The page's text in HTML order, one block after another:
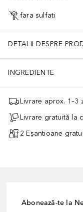
fara sulfati
DETALII DESPRE
INGREDIENTE
Livrare aprox. 1–3
Livrare gratuită la
2 Eșantioane
Abonează-te la